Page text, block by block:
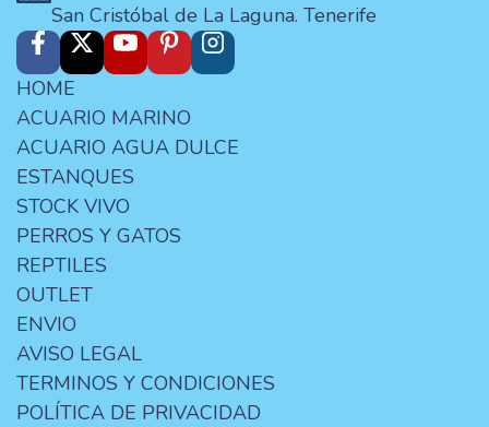
San Cristóbal de La Laguna. Tenerife
HOME
ACUARIO MARINO
ACUARIO AGUA DULCE
ESTANQUES
STOCK VIVO
PERROS Y GATOS
REPTILES
OUTLET
ENVIO
AVISO LEGAL
TERMINOS Y CONDICIONES
POLÍTICA DE PRIVACIDAD